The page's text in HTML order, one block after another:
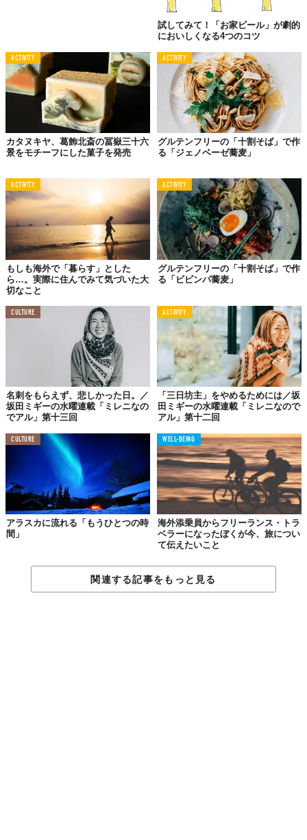
記念すべきこの旅1杯目のクラフトビールは、人気の「SPEED
KILLS」。独特の苦味、そしてホップがとても効いている。うま
い！歩いたあとのクラフトビールは最高だ。
しかし、疲れているため余計に酔いが回りやすい。毎晩ブログで
日記を書くと決めていたのだが、飲み過ぎると後で大変になるこ
とを学んだ。意識が朦朧として書くどころではなかった。
東海道最大の難所
「箱根」を越える
横浜を出て、2日目は茅ヶ崎まで29km、3日目は小田原まで26km
を歩いた。宿場の名前で言えば、保土ヶ谷宿、戸塚宿、藤沢宿、
平塚宿、大磯宿、小田原宿となる。お気付きの方も多いと思う
が、これは箱根駅伝のコースと重なる。戸塚中継所、平塚中継
所、小田原中継所と聞けばピンとくるだろう。
そして旅の4日目。小田原から続くのは、東海道最大の難所、箱根
の山登り。箱根湯本からは駅伝のコースを逸れて、旧街道を歩く
ことになる。江戸時代から残る石畳の道もあり、実に風情があっ
試してみて！「お家ビール」が劇的
においしくなる4つのコツ
ACTIVITY
カタヌキヤ、葛飾北斎の冨嶽三十六
景をモチーフにした菓子を発売
ACTIVITY
グルテンフリーの「十割そば」で作
る「ジェノベーゼ蕎麦」
ACTIVITY
もしも海外で「暮らす」とした
ら…。実際に住んでみて気づいた大
切なこと
ACTIVITY
グルテンフリーの「十割そば」で作
る「ビビンパ蕎麦」
CULTURE
名刺をもらえず、悲しかった日。／
坂田ミギーの水曜連載「ミレニなの
でアル」第十三回
ACTIVITY
「三日坊主」をやめるためには／坂
田ミギーの水曜連載「ミレニなので
アル」第十二回
CULTURE
アラスカに流れる「もうひとつの時
間」
WELL-BEING
海外添乗員からフリーランス・トラ
ベラーになったぼくが今、旅につい
て伝えたいこと
関連する記事をもっと見る